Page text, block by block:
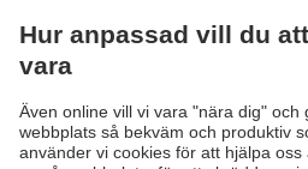
produkter och anpassar dem
Genom användning av modulerat
2D/3D-kameran objekt med
under förhållanden med ökat